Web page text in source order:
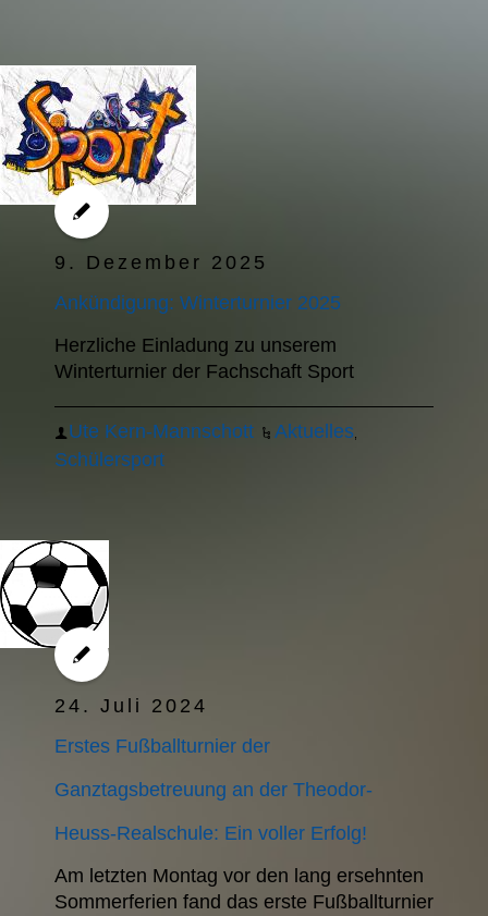
9. Dezember 2025
Ankündigung: Winterturnier 2025
Herzliche Einladung zu unserem
Winterturnier der Fachschaft Sport
Ute Kern-Mannschott Aktuelles
Schülersport
24. Juli 2024
Erstes Fußballturnier der
Ganztagsbetreuung an der Theodor-
Heuss-Realschule: Ein voller Erfolg!
Am letzten Montag vor den lang ersehnten
Sommerferien fand das erste Fußballturnier